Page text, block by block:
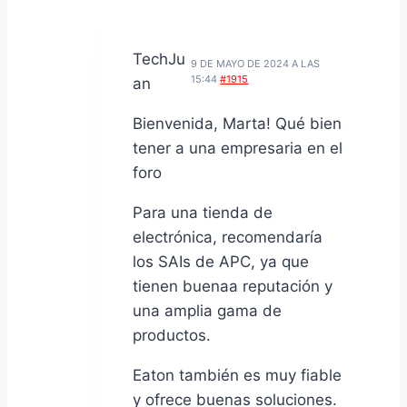
TechJu
an
9 DE MAYO DE 2024 A LAS
15:44#1915
Bienvenida, Marta! Qué bien
tener a una empresaria en el
foro
Para una tienda de
electrónica, recomendaría
los SAIs de APC, ya que
tienen buenaa reputación y
una amplia gama de
productos.
Eaton también es muy fiable
y ofrece buenas soluciones.